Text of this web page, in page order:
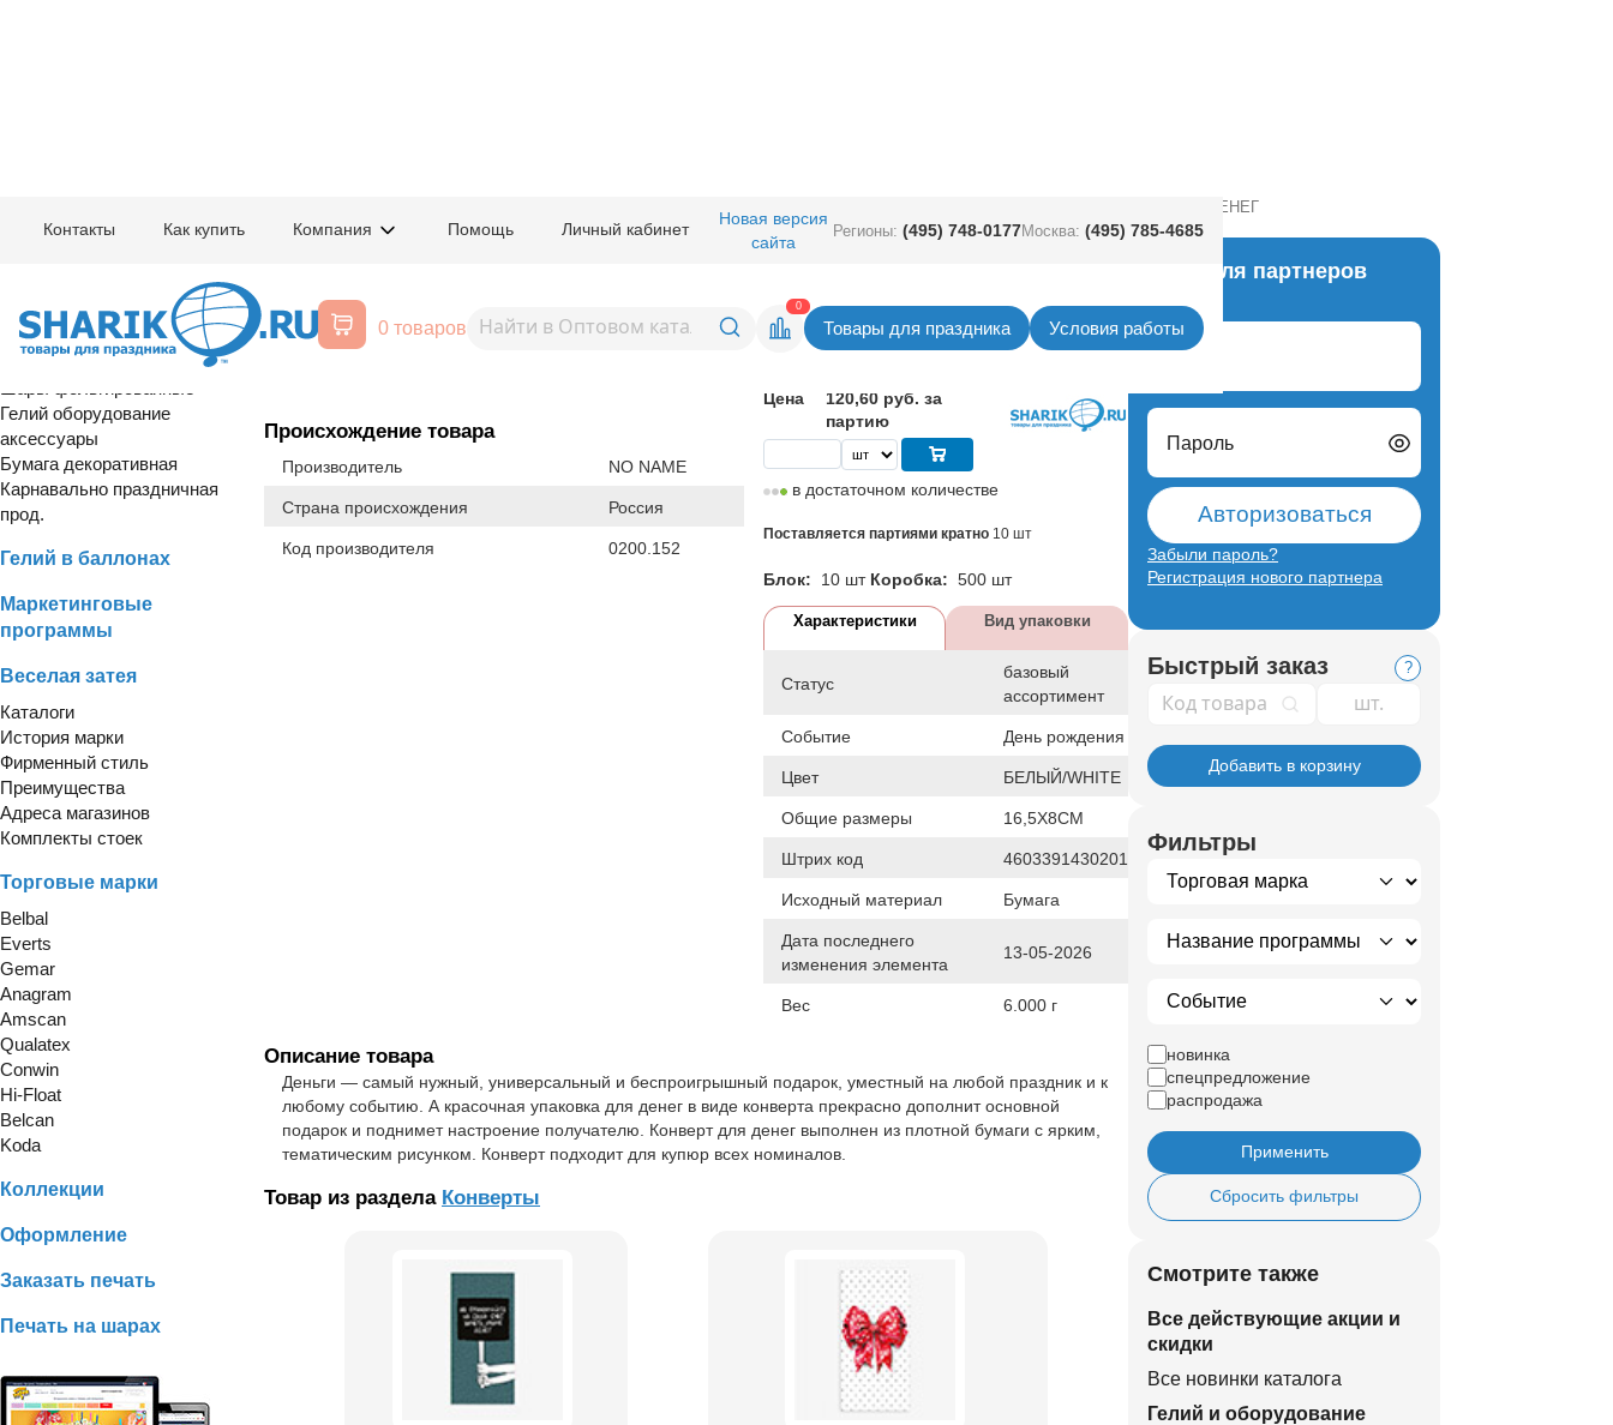
Контакты Как купить Компания Помощь Личный кабинет
Новая версия
сайта
Регионы: (495) 748-0177Москва: (495) 785-4685
0 товаров
0
Товары для праздника Условия работы
Конверт д/денег ВСЕМ НУЖНО БОЛЬШЕ ДЕНЕГ
Расширенный поиск
Шары латексные
Гелий оборудование
аксессуары
Бумага декоративная
Карнавально праздничная
прод.
Гелий в баллонах
Маркетинговые
программы
Веселая затея
Каталоги
История марки
Фирменный стиль
Преимущества
Адреса магазинов
Комплекты стоек
Торговые марки
Belbal
Everts
Gemar
Anagram
Amscan
Qualatex
Conwin
Hi-Float
Belcan
Koda
Коллекции
Оформление
Заказать печать
Печать на шарах
1509-2878
Конверт д/денег ВСЕМ НУЖНО БОЛЬШЕ
ДЕНЕГ
Происхождение товара
Производитель NO NAME
Страна происхождения Россия
Код производителя 0200.152
Цена
120,60 руб. за
партию
в достаточном количестве
Поставляется партиями кратно 10 шт
Блок: 10 шт Коробка: 500 шт
Характеристики Вид упаковки
Статус
базовый
ассортимент
Событие День рождения
Цвет БЕЛЫЙ/WHITE
Общие размеры 16,5Х8СМ
Штрих код 4603391430201
Исходный материал Бумага
Дата последнего
изменения элемента
13-05-2026
Вес 6.000 г
Описание товара
Деньги — самый нужный, универсальный и беспроигрышный подарок, уместный на любой праздник и к
любому событию. А красочная упаковка для денег в виде конверта прекрасно дополнит основной
подарок и поднимет настроение получателю. Конверт для денег выполнен из плотной бумаги с ярким,
тематическим рисунком. Конверт подходит для купюр всех номиналов.
Товар из раздела Конверты
Вход для партнеров
Логин
Пароль
Авторизоваться
Забыли пароль?
Регистрация нового партнера
Быстрый заказ ?
Код товара
Добавить в корзину
Фильтры
новинка
спецпредложение
распродажа
Применить
Сбросить фильтры
Смотрите также
Все действующие акции и
скидки
Все новинки каталога
Гелий и оборудование